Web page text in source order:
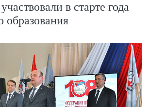
в старте года
образования